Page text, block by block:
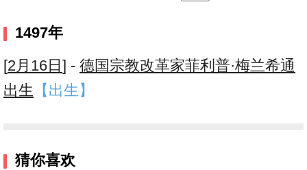
1497年
[2月16日 ] - 德国宗教改革家菲利普·梅兰希通
出生 【出生】
猜你喜欢